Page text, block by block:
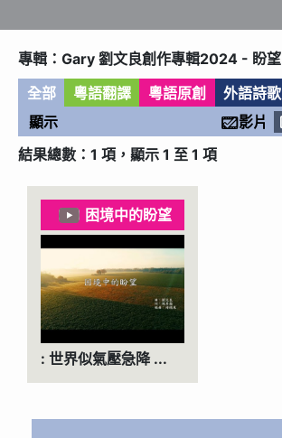
專輯 ： Gary 劉文良創作專輯2024 - 盼望
全部
粵語翻譯 粵語原創
外語詩歌
顯示
 影片
結果總數： 1 項，顯示 1 至 1 項
 困境中的盼望
: 世界似氣壓急降 ...